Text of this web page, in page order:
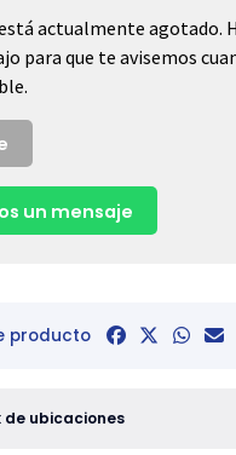
actualmente agotado.
para que te avisemos
un mensaje
producto
ubicaciones